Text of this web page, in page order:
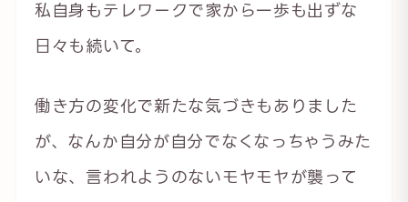
私自身もテレワークで家から一歩も出ずな
日々も続いて。
働き方の変化で新たな気づきもありました
が、なんか自分が自分でなくなっちゃうみた
いな、言われようのないモヤモヤが襲って